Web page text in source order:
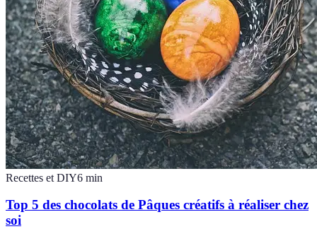
Recettes et DIY6 min
Top 5 des chocolats de Pâques créatifs à réaliser chez
soi